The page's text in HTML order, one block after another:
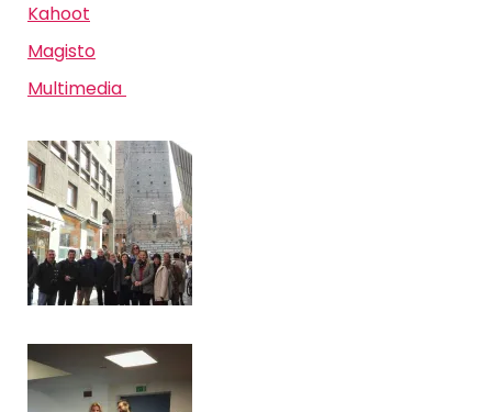
Kahoot
Magisto
Multimedia